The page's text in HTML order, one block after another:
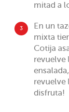
mitad a
3
En un
mixta
Cotija
revuelve
revuelve
disfruta!